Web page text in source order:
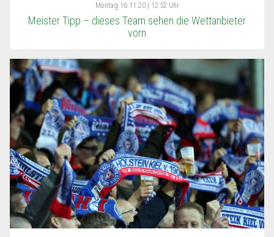
Montag 16.11.20 | 12:52 Uhr
Meister Tipp – dieses Team sehen die Wettanbieter
vorn